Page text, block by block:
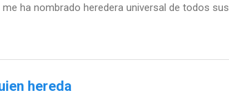
ha nombrado heredera universal de todos sus
hereda